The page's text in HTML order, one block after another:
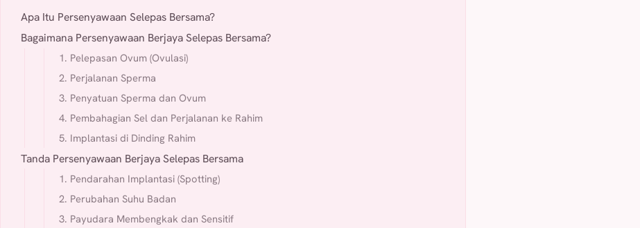
Apa Itu Persenyawaan Selepas Bersama?
Bagaimana Persenyawaan Berjaya Selepas Bersama?
1. Pelepasan Ovum (Ovulasi)
2. Perjalanan Sperma
3. Penyatuan Sperma dan Ovum
4. Pembahagian Sel dan Perjalanan ke Rahim
5. Implantasi di Dinding Rahim
Tanda Persenyawaan Berjaya Selepas Bersama
1. Pendarahan Implantasi (Spotting)
2. Perubahan Suhu Badan
3. Payudara Membengkak dan Sensitif